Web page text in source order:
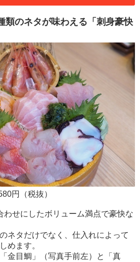
類のネタが味わえる「刺身豪快
円（税抜）
わせにしたボリューム満点で豪快な
ネタだけでなく、仕入れによって
めます。
金目鯛」（写真手前左）と「真